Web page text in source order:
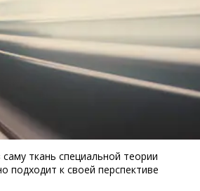
ткань специальной теории
к своей перспективе